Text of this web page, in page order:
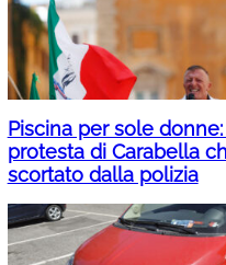
Piscina per sole
protesta di Carabella
scortato dalla polizia